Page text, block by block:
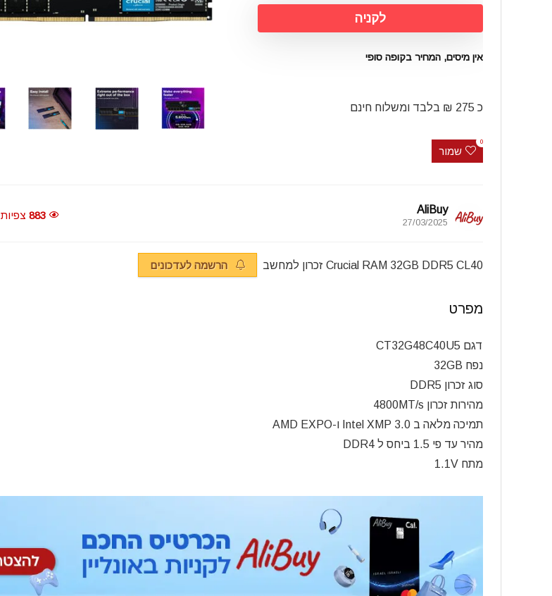
לקניה
אין מיסים, המחיר בקופה סופי
כ 275 ₪ בלבד ומשלוח חינם
שמור
0
AliBuy
27/03/2025
883 צפיות
Crucial RAM 32GB DDR5 CL40 זכרון למחשב הרשמה לעדכונים
מפרט
דגם CT32G48C40U5
נפח 32GB
סוג זכרון DDR5
מהירות זכרון 4800MT/s
תמיכה מלאה ב Intel XMP 3.0 ו-AMD EXPO
מהיר עד פי 1.5 ביחס ל DDR4
מתח 1.1V